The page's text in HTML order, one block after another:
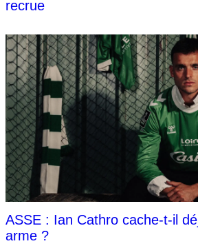
recrue
ASSE : Ian Cathro cache-t-il
arme ?